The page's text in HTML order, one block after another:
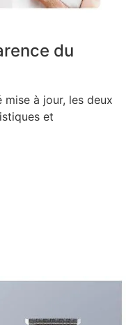
du
mise à jour, les deux
et